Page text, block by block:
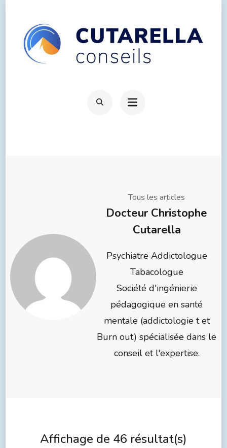
Tous les articles
Docteur Christophe
Cutarella
Psychiatre Addictologue
Tabacologue
Société d'ingénierie
pédagogique en santé
mentale (addictologie t et
Burn out) spécialisée dans le
conseil et l'expertise.
Affichage de 46 résultat(s)